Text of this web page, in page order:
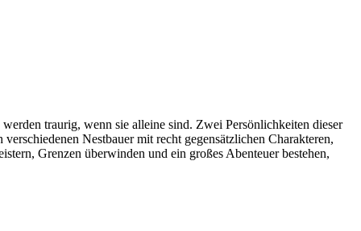
traurig, wenn sie alleine sind. Zwei Persönlichkeiten dieser
Nestbauer mit recht gegensätzlichen Charakteren,
Grenzen überwinden und ein großes Abenteuer bestehen,